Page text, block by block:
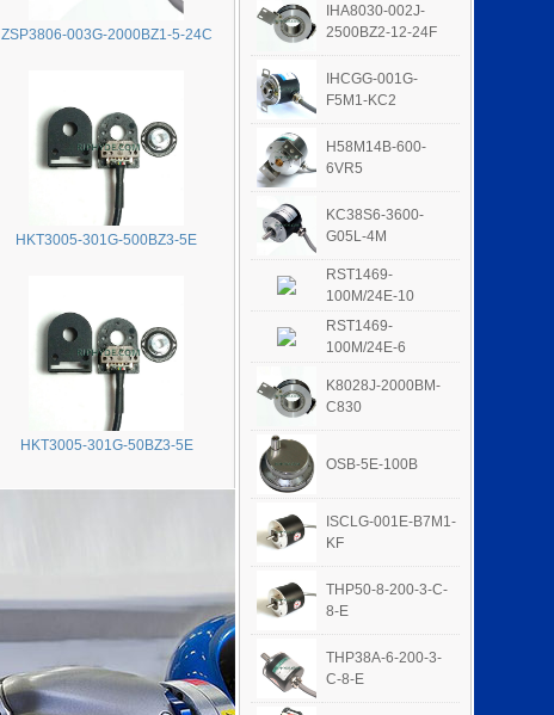
ZSP3806-003G-2000BZ1-5-24C
HKT3005-301G-500BZ3-5E
HKT3005-301G-50BZ3-5E
IHA8030-002J-
2500BZ2-12-24F
IHCGG-001G-
F5M1-KC2
H58M14B-600-
6VR5
KC38S6-3600-
G05L-4M
RST1469-
100M/24E-10
RST1469-
100M/24E-6
K8028J-2000BM-
C830
OSB-5E-100B
ISCLG-001E-B7M1-
KF
THP50-8-200-3-C-
8-E
THP38A-6-200-3-
C-8-E